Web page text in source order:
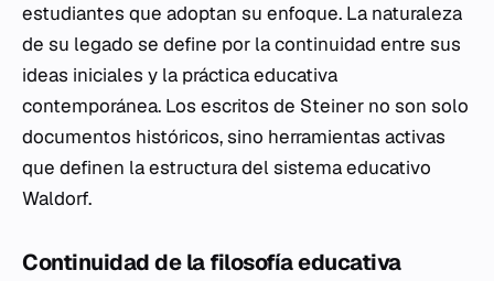
estudiantes que adoptan su enfoque. La naturaleza
de su legado se define por la continuidad entre sus
ideas iniciales y la práctica educativa
contemporánea. Los escritos de Steiner no son solo
documentos históricos, sino herramientas activas
que definen la estructura del sistema educativo
Waldorf.
Continuidad de la filosofía educativa